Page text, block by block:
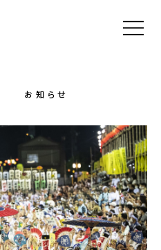
お知らせ